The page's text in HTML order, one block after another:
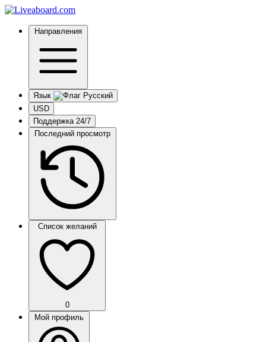
Направления
Язык
USD
Поддержка 24/7
Последний просмотр
Список желаний
0
Мой профиль